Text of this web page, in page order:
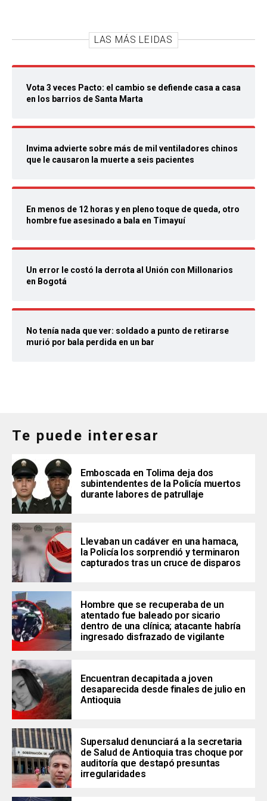
LAS MÁS LEIDAS
Vota 3 veces Pacto: el cambio se defiende casa a casa
en los barrios de Santa Marta
Invima advierte sobre más de mil ventiladores chinos
que le causaron la muerte a seis pacientes
En menos de 12 horas y en pleno toque de queda, otro
hombre fue asesinado a bala en Timayuí
Un error le costó la derrota al Unión con Millonarios
en Bogotá
No tenía nada que ver: soldado a punto de retirarse
murió por bala perdida en un bar
Te puede interesar
Emboscada en Tolima deja dos
subintendentes de la Policía muertos
durante labores de patrullaje
Llevaban un cadáver en una hamaca,
la Policía los sorprendió y terminaron
capturados tras un cruce de disparos
Hombre que se recuperaba de un
atentado fue baleado por sicario
dentro de una clínica; atacante habría
ingresado disfrazado de vigilante
Encuentran decapitada a joven
desaparecida desde finales de julio en
Antioquia
Supersalud denunciará a la secretaria
de Salud de Antioquia tras choque por
auditoría que destapó presuntas
irregularidades